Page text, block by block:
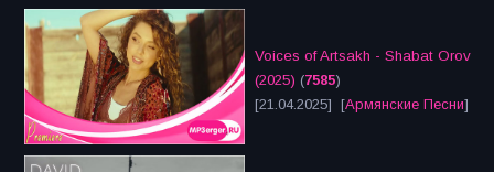
Voices of Artsakh - Shabat Orov
(2025) (7585)
[21.04.2025] [Армянские Песни]